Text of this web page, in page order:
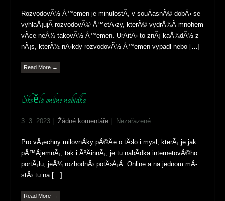
RozvodovÃ½ Å™emen je minulostÃ­, v souÄasnÃ© dobÄ› se
vyhlaÅ¡ujÃ­ rozvodovÃ© Å™etÄ›zy, kterÃ© vydrÅ¾Ã­ mnohem
vÃ­ce neÅ¾ takovÃ½ Å™emen. UrÄitÄ› to znÃ¡ kaÅ¾dÃ½ z
nÃ¡s, kterÃ½ nÄ›kdy rozvodovÃ½ Å™emen vypadl nebo […]
Read More →
Skvělá online nabídka
3. 3. 2023 |Žádné komentáře | Nezařazené
Pro vÅ¡echny milovnÃ­ky pÃ©Äe o tÄ›lo i mysl, kterÃ¡ je jak
pÅ™Ã­jemnÃ¡, tak i ÃºÄinnÃ¡, je tu nabÃ­dka internetovÃ©ho
portÃ¡lu, jeÅ¾ rozhodnÄ› potÄ›Å¡Ã­. Online a na jednom mÃ­
stÄ› tu na […]
Read More →